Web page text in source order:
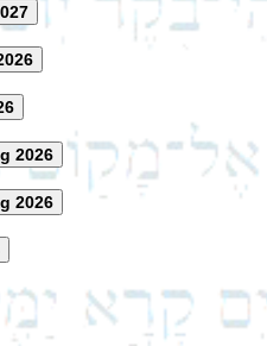
2026
2026